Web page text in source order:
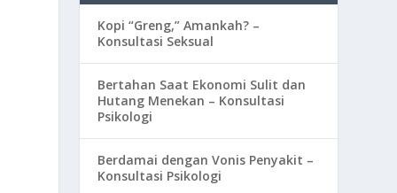
Kopi “Greng,” Amankah? –
Konsultasi Seksual
Bertahan Saat Ekonomi Sulit dan
Hutang Menekan – Konsultasi
Psikologi
Berdamai dengan Vonis Penyakit –
Konsultasi Psikologi